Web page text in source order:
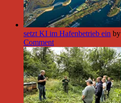
setzt KI im Hafenbetrieb ein by
Comment